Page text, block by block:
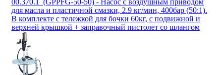
00.370.1_(GPPFG‐50-50) - Насос с воздушным приводом
для масла и пластичной смазки, 2.9 кг/мин, 400бар (50:1).
В комплекте с тележкой для бочки 60кг, с подвижной и
верхней крышкой + заправочный пистолет со шлангом